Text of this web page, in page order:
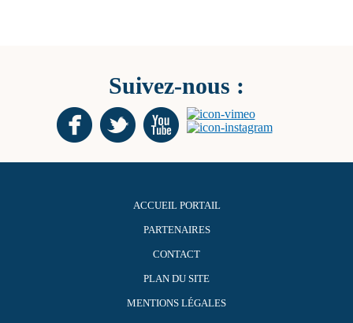
Suivez-nous :
ACCUEIL PORTAIL
PARTENAIRES
CONTACT
PLAN DU SITE
MENTIONS LÉGALES